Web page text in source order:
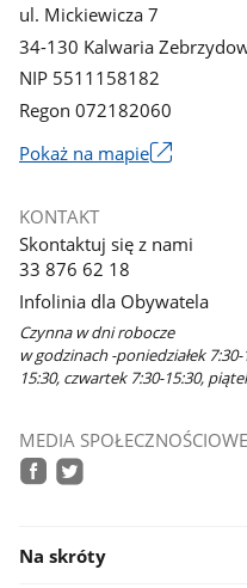
ul. Mickiewicza 7
34-130 Kalwaria
NIP 5511158182
Regon 072182060
Pokaż na mapieLink
nowym
KONTAKT
Skontaktuj się z nami
33 876 62 18
Infolinia dla Obywatela
Czynna w dni robocze
w godzinach -poniedziałek
15:30, czwartek 7:30-15:30,
MEDIA
Na skróty